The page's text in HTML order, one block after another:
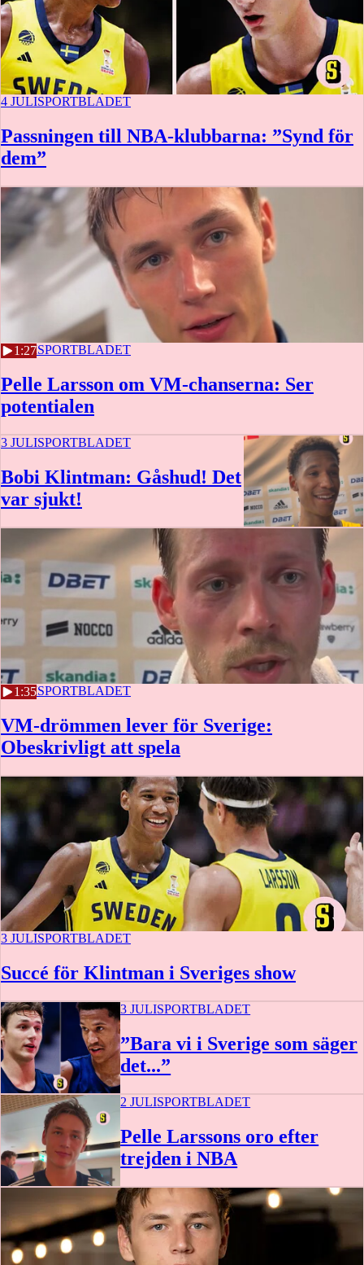
4 JULISPORTBLADET
Passningen till NBA-klubbarna: ”Synd för
dem”
1:27
3 JULISPORTBLADET
Pelle Larsson om VM-chanserna: Ser
potentialen
3 JULISPORTBLADET
Bobi Klintman: Gåshud! Det
var sjukt!
1:35
3 JULISPORTBLADET
VM-drömmen lever för Sverige:
Obeskrivligt att spela
3 JULISPORTBLADET
Succé för Klintman i Sveriges show
3 JULISPORTBLADET
”Bara vi i Sverige som säger
det...”
2 JULISPORTBLADET
Pelle Larssons oro efter
trejden i NBA